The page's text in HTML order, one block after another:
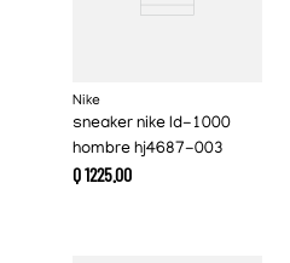
Nike
sneaker nike ld-1000
hombre hj4687-003
Q1225.00